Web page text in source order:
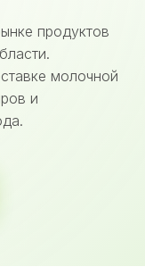
продуктов
молочной
и